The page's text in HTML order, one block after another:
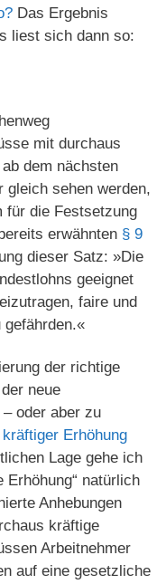
Das Ergebnis
liest sich dann so:
mit durchaus
dem nächsten
gleich sehen werden,
für die Festsetzung
erwähnten § 9
dieser Satz: »Die
geeignet
faire und
der richtige
neue
oder aber zu
Erhöhung
Lage gehe ich
natürlich
Anhebungen
kräftige
Arbeitnehmer
auf eine gesetzliche